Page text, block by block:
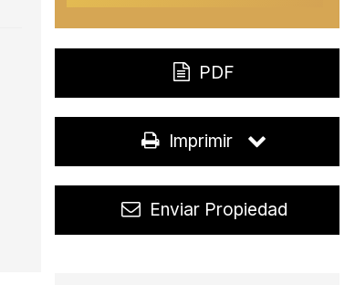
PDF
Imprimir
Enviar Propiedad